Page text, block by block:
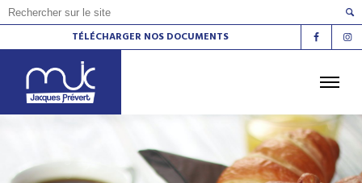
TÉLÉCHARGER NOS DOCUMENTS
ACCUEIL L'AGENDA LES ATELIERS